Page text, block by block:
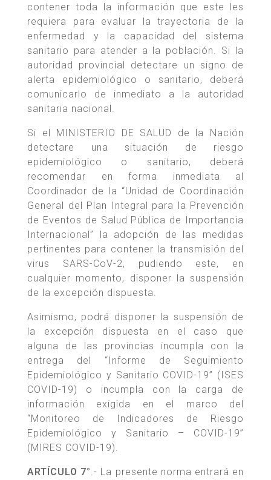
contener toda la información que este les
requiera para evaluar la trayectoria de la
enfermedad y la capacidad del sistema
sanitario para atender a la población. Si la
autoridad provincial detectare un signo de
alerta epidemiológico o sanitario, deberá
comunicarlo de inmediato a la autoridad
sanitaria nacional.
Si el MINISTERIO DE SALUD de la Nación
detectare una situación de riesgo
epidemiológico o sanitario, deberá
recomendar en forma inmediata al
Coordinador de la “Unidad de Coordinación
General del Plan Integral para la Prevención
de Eventos de Salud Pública de Importancia
Internacional” la adopción de las medidas
pertinentes para contener la transmisión del
virus SARS-CoV-2, pudiendo este, en
cualquier momento, disponer la suspensión
de la excepción dispuesta.
Asimismo, podrá disponer la suspensión de
la excepción dispuesta en el caso que
alguna de las provincias incumpla con la
entrega del “Informe de Seguimiento
Epidemiológico y Sanitario COVID-19” (ISES
COVID-19) o incumpla con la carga de
información exigida en el marco del
“Monitoreo de Indicadores de Riesgo
Epidemiológico y Sanitario – COVID-19”
(MIRES COVID-19).
ARTÍCULO 7°.- La presente norma entrará en